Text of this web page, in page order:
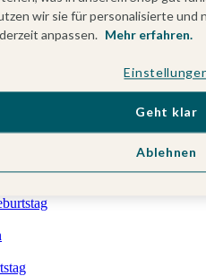
wir sie für personalisierte
anpassen. Mehr erfahren.
Ablehnen
Geht klar